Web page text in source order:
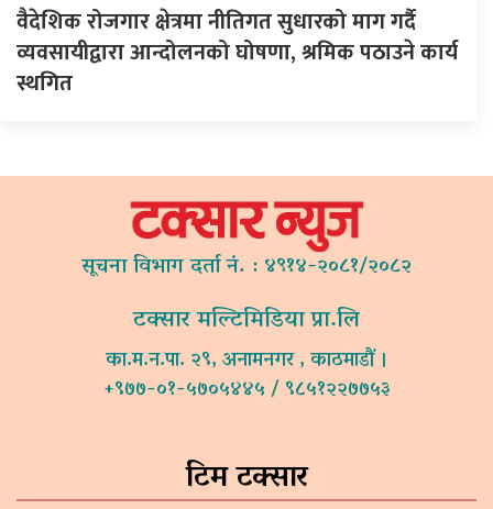
वैदेशिक रोजगार क्षेत्रमा नीतिगत सुधारको माग गर्दै
व्यवसायीद्वारा आन्दोलनको घोषणा, श्रमिक पठाउने कार्य
स्थगित
सूचना विभाग दर्ता नं. : ४९१४-२०८१/२०८२
टक्सार मल्टिमिडिया प्रा.लि
का.म.न.पा. २९, अनामनगर , काठमाडौं ।
+९७७-०१-५७०५४४५ / ९८५१२२७७५३
टिम टक्सार